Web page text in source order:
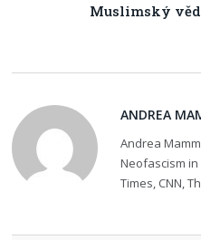
Muslimský
ANDREA
Andrea
Neofascism
Times, CNN,